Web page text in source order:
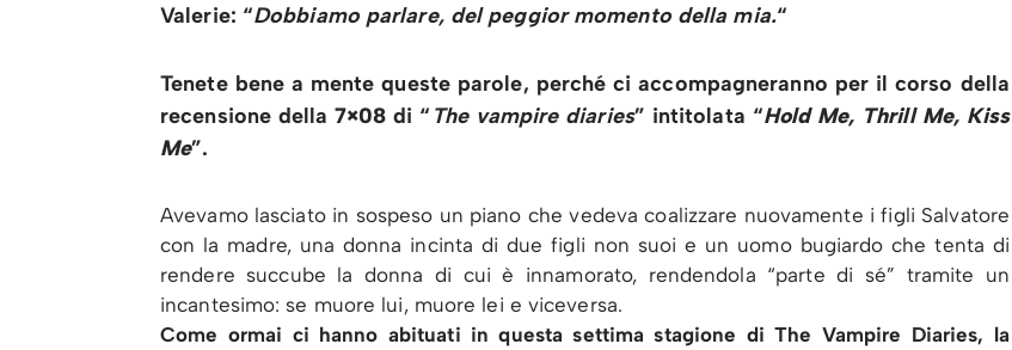
Valerie: “Dobbiamo parlare, del peggior momento della mia.“
Tenete bene a mente queste parole, perché ci accompagneranno per il corso della
recensione della7×08 di “ The vampire diaries” intitolata “Hold Me, Thrill Me, Kiss
Me”.
Avevamo lasciato in sospeso un piano che vedeva coalizzare nuovamente i figli Salvatore
con la madre, una donna incinta di due figli non suoi e un uomo bugiardo che tenta di
rendere succube la donna di cui è innamorato, rendendola “parte di sé” tramite un
incantesimo: se muore lui, muore lei e viceversa.
Come ormai ci hanno abituati in questa settima stagione di The Vampire Diaries, la